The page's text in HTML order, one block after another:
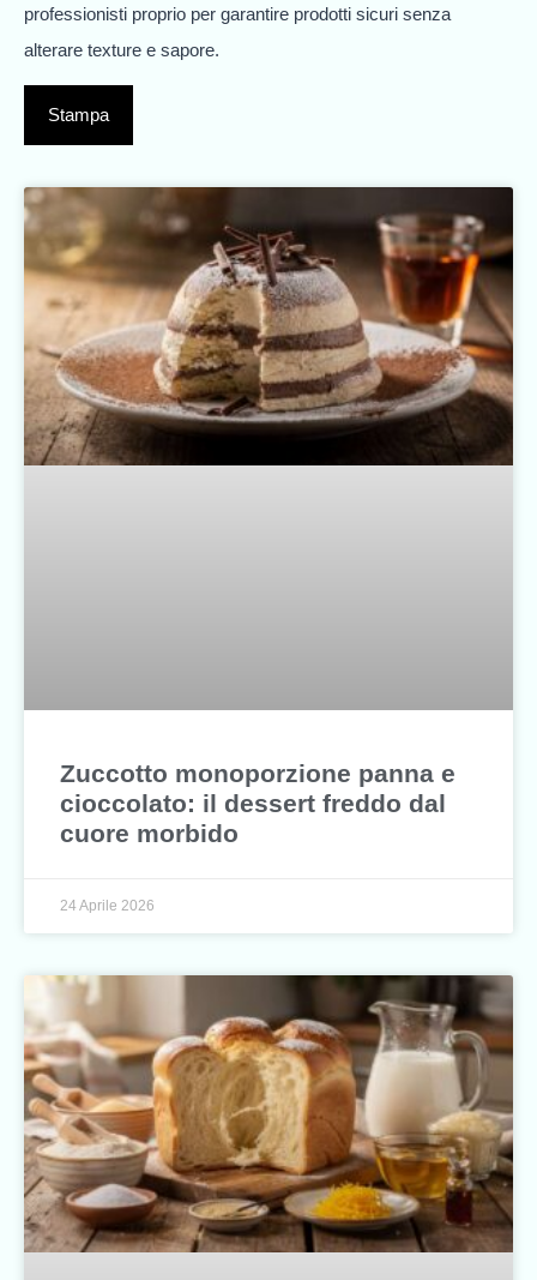
Zuccotto monoporzione panna e
cioccolato: il dessert freddo dal
cuore morbido
24 Aprile 2026
professionisti proprio per garantire prodotti sicuri senza
alterare texture e sapore.
Stampa